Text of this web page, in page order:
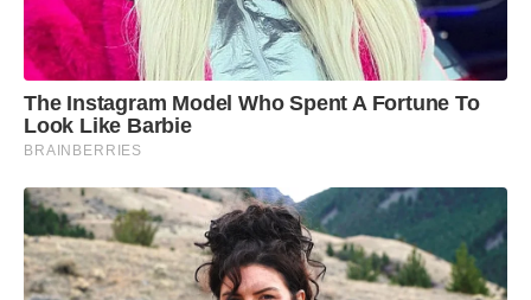
adequada de calorias/dia, definida para um
indivíduo médio representativo da população.
The Instagram Model Who Spent A Fortune To
Look Like Barbie
BRAINBERRIES